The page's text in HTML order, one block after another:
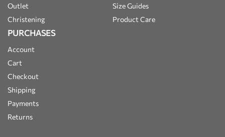
Outlet
Christening
Size Guides
Product Care
PURCHASES
Account
Cart
Checkout
Shipping
Payments
Returns